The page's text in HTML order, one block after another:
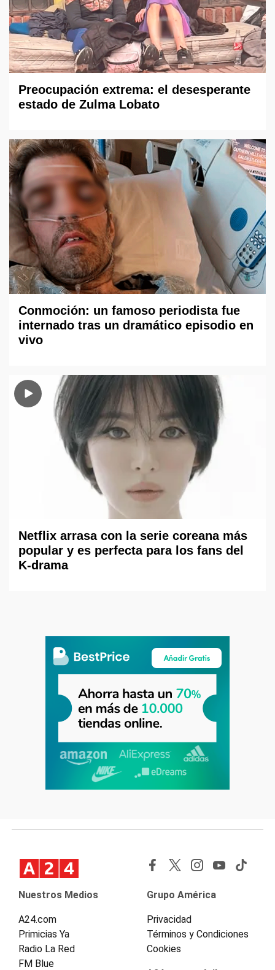
Preocupación extrema: el desesperante
estado de Zulma Lobato
Conmoción: un famoso periodista fue
internado tras un dramático episodio en
vivo
Netflix arrasa con la serie coreana más
popular y es perfecta para los fans del
K-drama
Nuestros Medios
A24.com
Primicias Ya
Radio La Red
FM Blue
Grupo América
Privacidad
Términos y Condiciones
Cookies